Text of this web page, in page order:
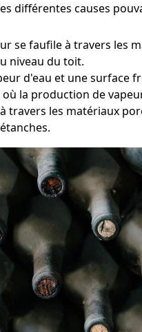
différentes causes
se faufile à travers les
niveau du toit.
d'eau et une surface
la production de
travers les matériaux